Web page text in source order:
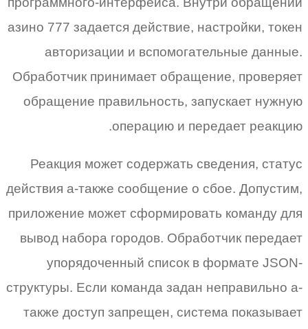
азино 777 задается действие, настройки, токен
авторизации и вспомогательные данные.
Обработчик принимает обращение, проверяет
обращение правильность, запускает нужную
операцию и передает реакцию.
Реакция может содержать сведения, статус
действия а-также сообщение о сбое. Допустим,
приложение может сформировать команду для
вывод набора городов. Обработчик передает
упорядоченный список в формате JSON-
структуры. Если команда задан неправильно а-
также доступ запрещен, система показывает